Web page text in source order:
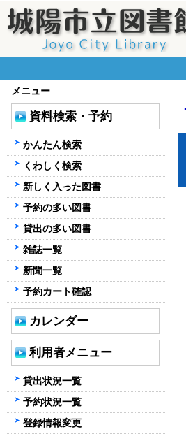
メニュー
資料検索・予約
かんたん検索
くわしく検索
新しく入った図書
予約の多い図書
貸出の多い図書
雑誌一覧
新聞一覧
予約カート確認
カレンダー
利用者メニュー
貸出状況一覧
予約状況一覧
登録情報変更